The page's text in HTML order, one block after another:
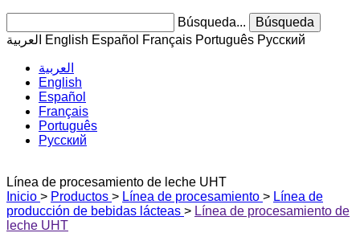
Búsqueda...
Búsqueda
English Español Français Português Pусский
العربية
English
Español
Français
Português
Pусский
Línea de procesamiento de leche UHT
Inicio > Productos > Línea de procesamiento > Línea de
producción de bebidas lácteas > Línea de procesamiento de
leche UHT